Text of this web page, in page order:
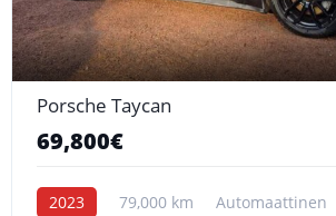
Porsche Taycan
69,800€
2023 79,000 km Automaattinen